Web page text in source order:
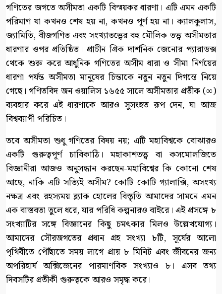
গণিতের জগতে অসীমতা একটি বিস্ময়কর ধারণা। এটি এমন একটি
পরিমাণ যা কখনও শেষ হয় না, কখনও পূর্ণ হয় না। ক্যালকুলাস,
জ্যামিতি, বীজগণিত এবং সংখ্যাতত্ত্বের বহু মৌলিক তত্ত্ব অসীমতার
ধারণার ওপর প্রতিষ্ঠিত। প্রাচীন গ্রিক দার্শনিক জেনোর প্যারাডক্স
থেকে শুরু করে আধুনিক গণিতের অসীম ধারা ও সীমা নির্ণয়ের
ধারণা পর্যন্ত অসীমতা মানুষের চিন্তাকে নতুন নতুন দিগন্তে নিয়ে
গেছে। গণিতবিদ জন ওয়ালিস ১৬৫৫ সালে অসীমতার প্রতীক (∞)
ব্যবহার করে এই ধারণাকে আরও সুসংহত রূপ দেন, যা আজ
বিশ্বব্যাপী পরিচিত।
তবে অসীমতা শুধু গণিতের বিষয় নয়; এটি মহাবিশ্বকে বোঝারও
একটি গুরুত্বপূর্ণ চাবিকাঠি। মহাকাশতত্ত্ব বা কসমোলজিতে
বিজ্ঞানীরা আজও অনুসন্ধান করছেন-মহাবিশ্বের কি কোনো শেষ
আছে, নাকি এটি সত্যিই অসীম? কোটি কোটি গ্যালাক্সি, অসংখ্য
নক্ষত্র এবং রহস্যময় ব্ল্যাক হোলের বিস্তৃতি আমাদের সামনে এমন
এক বাস্তবতা তুলে ধরে, যার পরিধি কল্পনারও বাইরে। এই প্রসঙ্গে ৮
সংখ্যাটির সঙ্গে বিজ্ঞানের কিছু চমৎকার মিলও উল্লেখযোগ্য।
আমাদের সৌরজগতের প্রধান গ্রহ সংখ্যা ৮টি, সূর্যের আলো
পৃথিবীতে পৌঁছাতে সময় লাগে প্রায় ৮ মিনিট এবং জীবনের জন্য
অপরিহার্য অক্সিজেনের পারমাণবিক সংখ্যাও ৮। এসব তথ্য
দিবসটির প্রতীকী গুরুত্বকে আরও সমৃদ্ধ করে।